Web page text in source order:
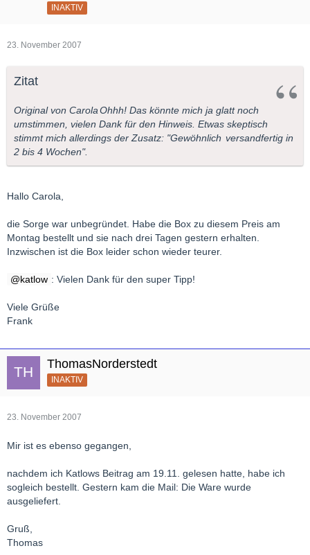
INAKTIV
23. November 2007
Zitat
Original von CarolaOhhh! Das könnte mich ja glatt noch
umstimmen, vielen Dank für den Hinweis. Etwas skeptisch
stimmt mich allerdings der Zusatz: "Gewöhnlich versandfertig in
2 bis 4 Wochen".
Hallo Carola,
die Sorge war unbegründet. Habe die Box zu diesem Preis am
Montag bestellt und sie nach drei Tagen gestern erhalten.
Inzwischen ist die Box leider schon wieder teurer.
katlow : Vielen Dank für den super Tipp!
Viele Grüße
Frank
ThomasNorderstedt
INAKTIV
23. November 2007
Mir ist es ebenso gegangen,
nachdem ich Katlows Beitrag am 19.11. gelesen hatte, habe ich
sogleich bestellt. Gestern kam die Mail: Die Ware wurde
ausgeliefert.
Gruß,
Thomas